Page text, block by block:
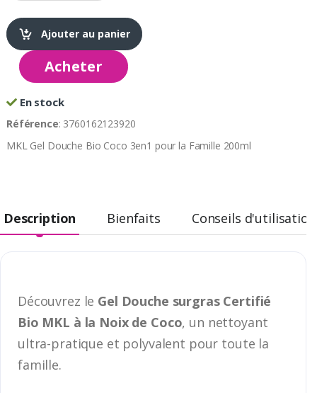
Ajouter au panier
Acheter
En stock
Référence: 3760162123920
MKL Gel Douche Bio Coco 3en1 pour la Famille 200ml
Description Bienfaits Conseils d'utilisation
Découvrez le Gel Douche surgras Certifié
Bio MKL à la Noix de Coco, un nettoyant
ultra-pratique et polyvalent pour toute la
famille.